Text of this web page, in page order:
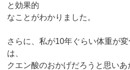
と効果的
なことがわかりました。
さらに、私が10年ぐらい体重が
は、
クエン酸のおかげだろうと思いあ